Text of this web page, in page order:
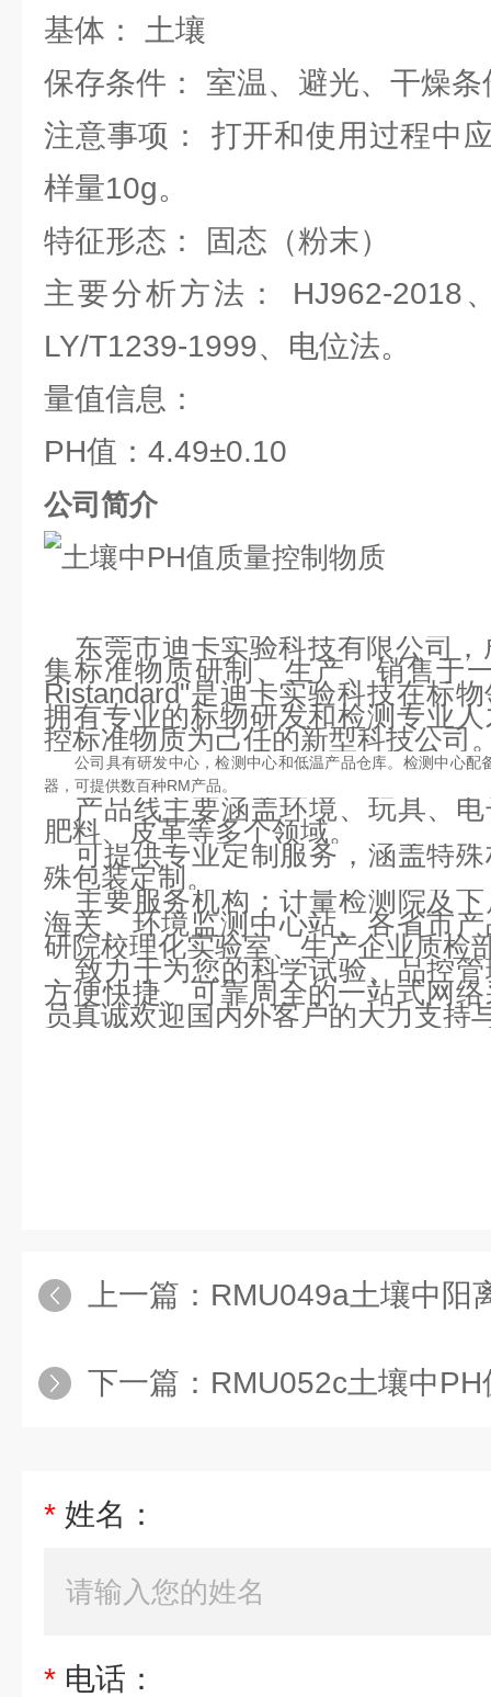
基体： 土壤
保存条件： 室温、避光、干燥
注意事项： 打开和使用过程中
样量10g。
特征形态： 固态（粉末）
主要分析方法： HJ962-2018
LY/T1239-1999、电位法。
量值信息：
PH值：4.49±0.10
公司简介
东莞市迪卡实验科技有限公司
集标准物质研制、生产、销售于
Ristandard"是迪卡实验科技在标
拥有专业的标物研发和检测专业
控标准物质为己任的新型科技公司
公司具有研发中心，检测中心和低温产品仓库。检测中心配
器，可提供数百种RM产品。
产品线主要涵盖环境、玩具、
肥料、皮革等多个领域。
可提供专业定制服务，涵盖特
殊包装定制。
主要服务机构：计量检测院及
海关、环境监测中心站、各省市
研院校理化实验室、生产企业质检
致力于为您的科学试验、品控
方便快捷、可靠周全的一站式网
员真诚欢迎国内外客户的大力支
上一篇： RMU049a土壤中阳离子交
下一篇： RMU052c土壤中
* 姓名：
* 电话：